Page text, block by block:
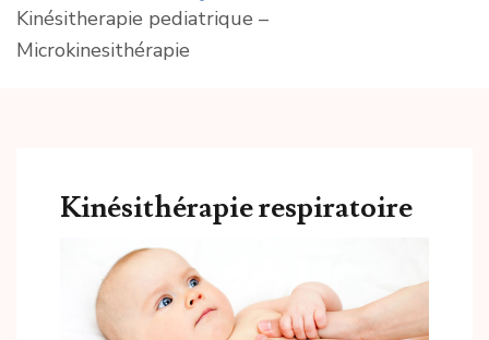
Kinésitherapie pediatrique –
Microkinesithérapie
Kinésithérapie respiratoire